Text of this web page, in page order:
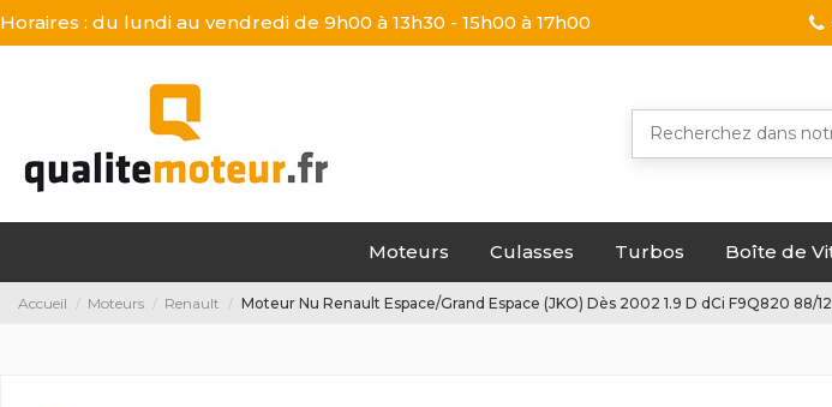
Horaires : du lundi au vendredi de 9h00 à 13h30 - 15h00 à 17h00
Moteurs Culasses Turbos Boîte de
Accueil Moteurs Renault Moteur Nu Renault Espace/Grand Espace (JKO) Dès 2002 1.9 D dCi F9Q820 88/